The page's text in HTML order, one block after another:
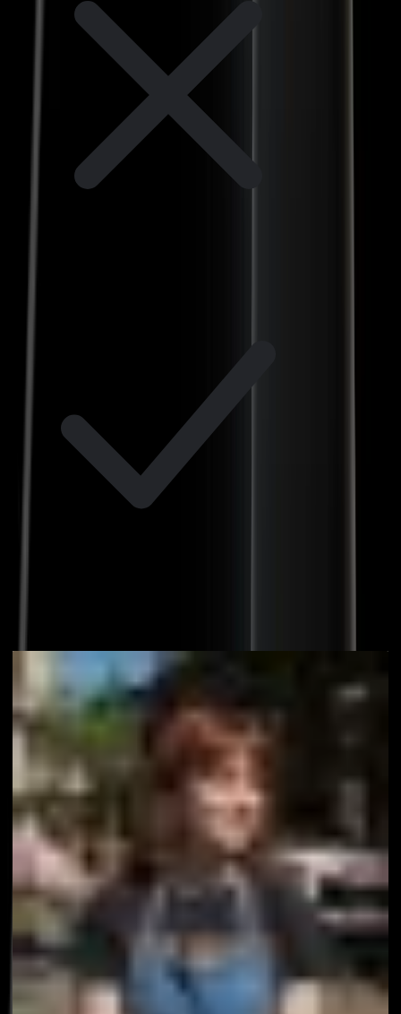
Vagtplan-appen, der
Så snart du offentliggør vagtplanen, modtager alle medarbejdere en
push-besked. Ikke mere udskrivning, ikke mere videresendelse.